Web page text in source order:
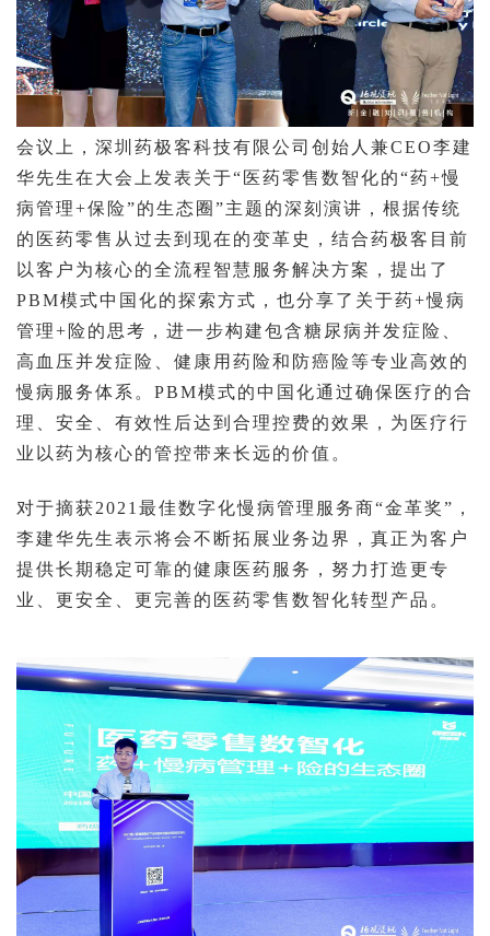
会议上，深圳药极客科技有限公司创始人兼CEO李建
华先生在大会上发表关于“ 医药零售数智化的“药+慢
病管理+保险”的生态圈 ”主题的深刻演讲，根据传统
的医药零售从过去到现在的变革史，结合药极客目前
以客户为核心的全流程智慧服务解决方案， 提出了
PBM模式中国化的探索方式 ，也分享了关于药+慢病
管理+ 险的思考， 进一步构建包含糖尿病并发症险、
高血压并发症险、健康用药险和防癌险等专业高效的
慢病服务体系 。 PBM模式的中国化通过确保医疗的合
理、安全、有效性后达到合理控费的效果，为医疗行
业以药为核心的管控带来长远的价值。
对于摘获2021最佳数字化慢病管理服务商“金革奖” ，
李建华先生表示将会不断拓展业务边界，真正为客户
提供长期稳定可靠的健康医药服务，努力打造更专
业、更安全、更完善的医药零售数智化转型产品。